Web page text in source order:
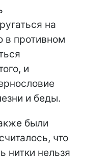
на
в противном
и
и беды.
были
что
нитки нельзя